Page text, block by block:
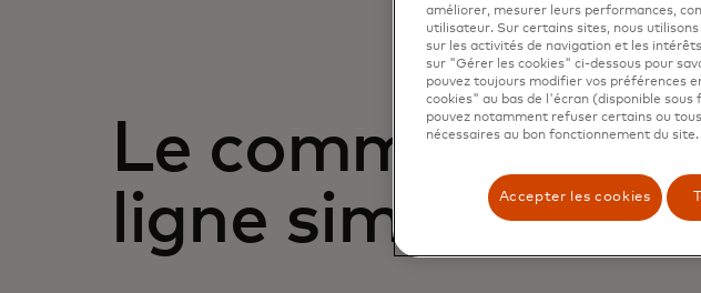
Le commerce en
ligne simplifié
améliorer, mesurer leurs performances,
utilisateur. Sur certains sites, nous
sur les activités de navigation et les
sur "Gérer les cookies" ci-dessous pour
pouvez toujours modifier vos préférences
cookies" au bas de l'écran (disponible
pouvez notamment refuser certains ou
nécessaires au bon fonctionnement du site.
Accepter les cookies